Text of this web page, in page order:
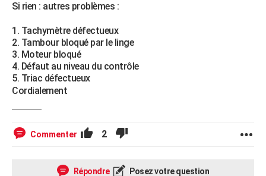
Si rien : autres problèmes :
Tachymètre défectueux
Tambour bloqué par le linge
Moteur bloqué
Défaut au niveau du contrôle
Triac défectueux
Cordialement
Commenter 2
Répondre Posez votre question